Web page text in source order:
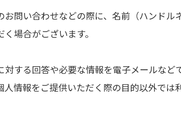
お問い合わせなどの際に、名前（ハンドル
場合がございます。
対する回答や必要な情報を電子メールなど
情報をご提供いただく際の目的以外では